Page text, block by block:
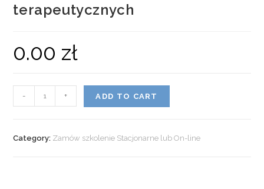
terapeutycznych
0.00 zł
- + ADD TO CART
Category: Zamów szkolenie Stacjonarne lub On-line